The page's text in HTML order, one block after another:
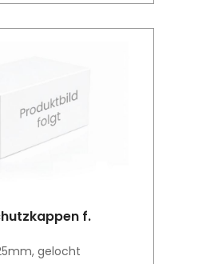
f.
gelocht